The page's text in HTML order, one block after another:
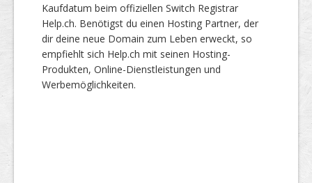
Kaufdatum beim offiziellen Switch Registrar
Help.ch. Benötigst du einen Hosting Partner, der
dir deine neue Domain zum Leben erweckt, so
empfiehlt sich Help.ch mit seinen Hosting-
Produkten, Online-Dienstleistungen und
Werbemöglichkeiten.